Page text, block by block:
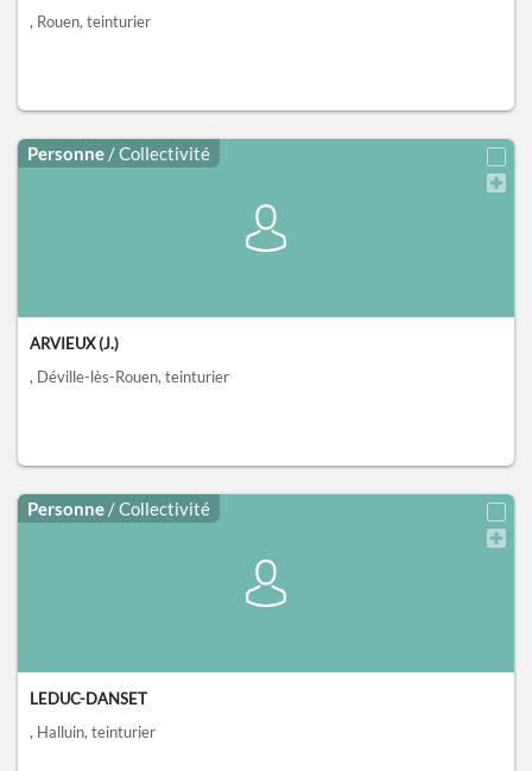
, Rouen, teinturier
Personne / Collectivité
ARVIEUX (J.)
, Déville-lès-Rouen, teinturier
Personne / Collectivité
LEDUC-DANSET
, Halluin, teinturier